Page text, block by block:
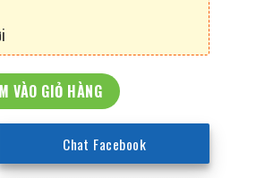
hội số lượng
VÀO GIỎ HÀNG
Chat Facebook